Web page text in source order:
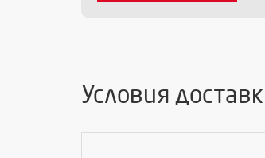
Условия